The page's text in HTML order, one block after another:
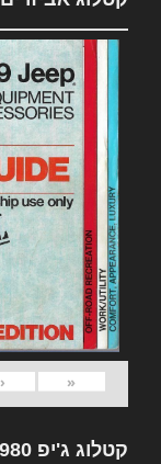
«
‹
קטלוג ג'יפ 1980